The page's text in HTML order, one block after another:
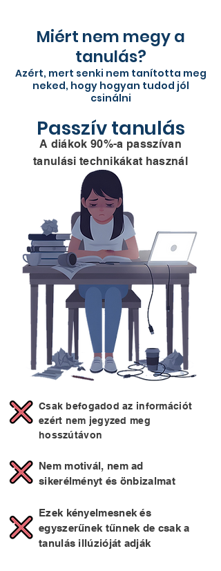
Miért nem megy a
tanulás?
Azért, mert senki nem tanította meg
neked, hogy hogyan tudod jól
csinálni
Passzív tanulás
A diákok 90%-a passzívan
tanulási technikákat használ
Csak befogadod az információt
ezért nem jegyzed meg
hosszútávon
Nem motivál, nem ad
sikerélményt és önbizalmat
Ezek kényelmesnek és
egyszerűnek tűnnek de csak a
tanulás illúzióját adják